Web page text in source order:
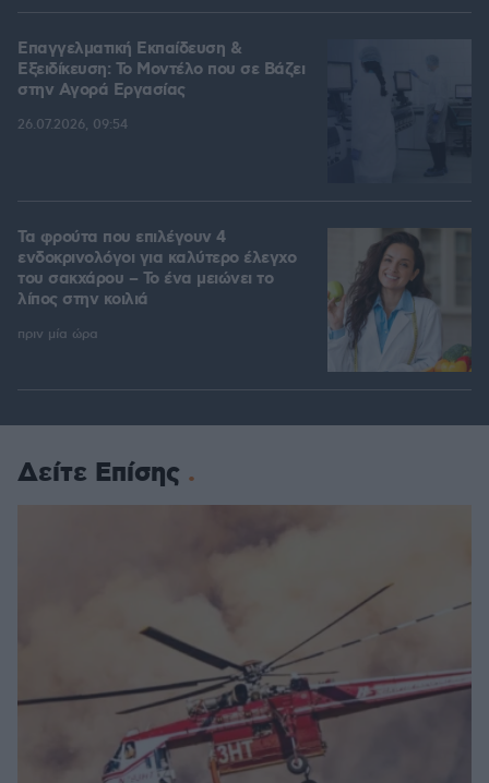
Επαγγελματική Εκπαίδευση &
Εξειδίκευση: Το Mοντέλο που σε Bάζει
στην Aγορά Eργασίας
26.07.2026, 09:54
Τα φρούτα που επιλέγουν 4
ενδοκρινολόγοι για καλύτερο έλεγχο
του σακχάρου – Το ένα μειώνει το
λίπος στην κοιλιά
πριν μία ώρα
Δείτε Επίσης